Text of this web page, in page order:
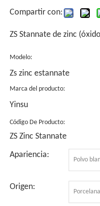
Compartir con:
ZS Stannate de zinc
Modelo:
Zs zinc estannate
Marca del producto:
Yinsu
Código De Producto:
ZS Zinc Stannate
Apariencia:
Polvo
Origen:
Porcelana